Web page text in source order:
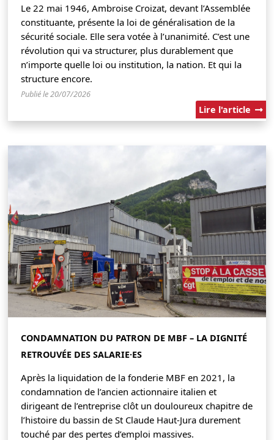
Le 22 mai 1946, Ambroise Croizat, devant l’Assemblée
constituante, présente la loi de généralisation de la
sécurité sociale. Elle sera votée à l’unanimité. C’est une
révolution qui va structurer, plus durablement que
n’importe quelle loi ou institution, la nation. Et qui la
structure encore.
Publié le 20/07/2026
Lire l'article
CONDAMNATION DU PATRON DE MBF – LA DIGNITÉ
RETROUVÉE DES SALARIE·ES
Après la liquidation de la fonderie MBF en 2021, la
condamnation de l’ancien actionnaire italien et
dirigeant de l’entreprise clôt un douloureux chapitre de
l’histoire du bassin de St Claude Haut-Jura durement
touché par des pertes d’emploi massives.